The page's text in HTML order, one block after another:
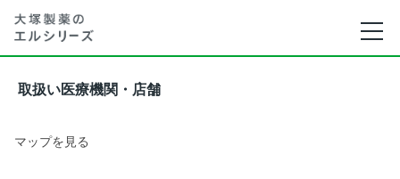
取扱い医療機関・店舗
マップを見る